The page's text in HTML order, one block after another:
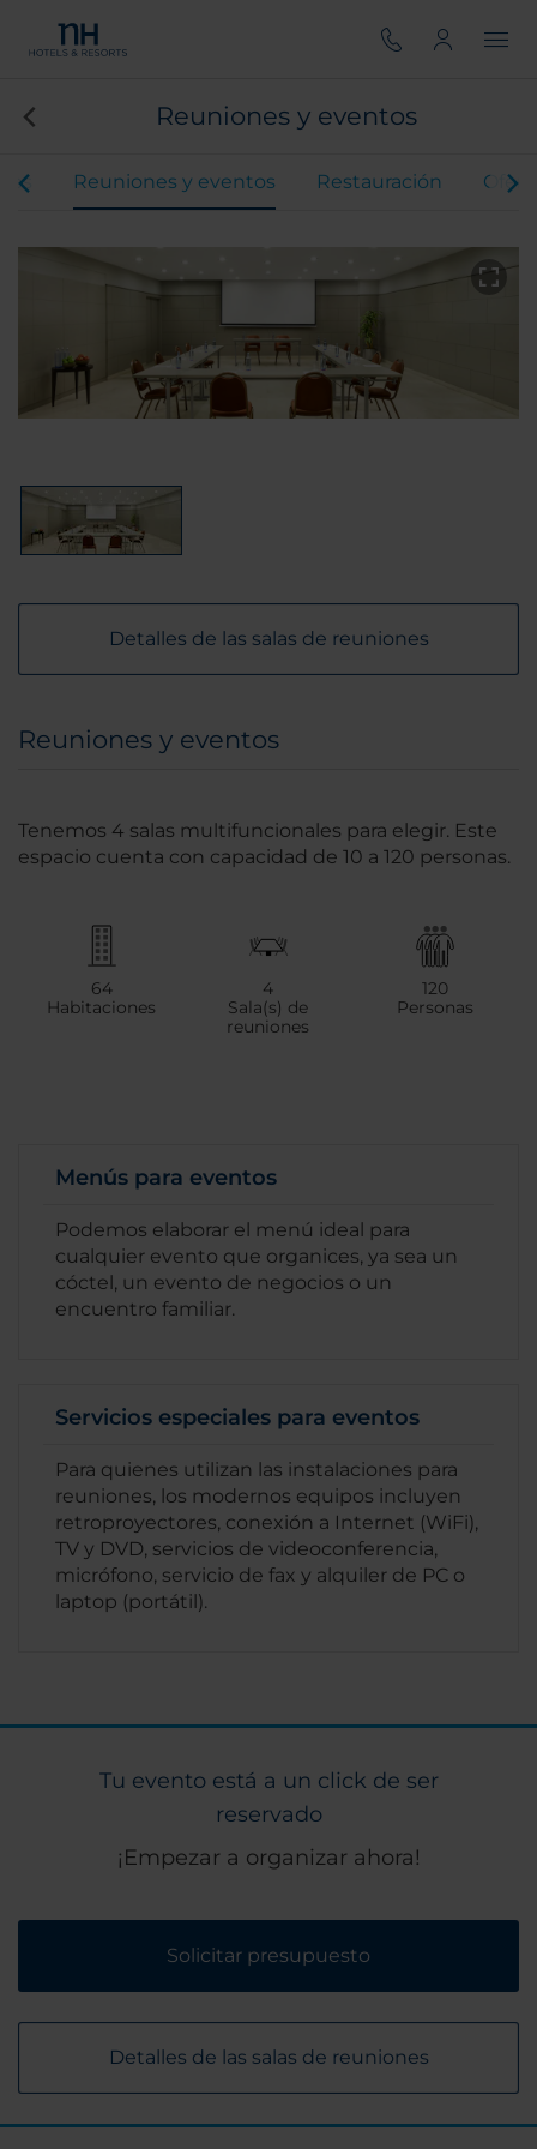
Reuniones y eventos
Reuniones y eventos Restauración
Detalles de las salas de reuniones
Reuniones y eventos
Tenemos 4 salas multifuncionales para elegir. Este
espacio cuenta con capacidad de 10 a 120 personas.
64
Habitaciones
4
Sala(s) de
reuniones
120
Personas
Menús para eventos
Podemos elaborar el menú ideal para
cualquier evento que organices, ya sea un
cóctel, un evento de negocios o un
encuentro familiar.
Servicios especiales para eventos
Para quienes utilizan las instalaciones para
reuniones, los modernos equipos incluyen
retroproyectores, conexión a Internet (WiFi),
TV y DVD, servicios de videoconferencia,
micrófono, servicio de fax y alquiler de PC o
laptop (portátil).
Tu evento está a un click de ser
reservado
¡Empezar a organizar ahora!
Solicitar presupuesto
Detalles de las salas de reuniones